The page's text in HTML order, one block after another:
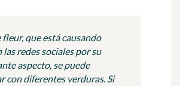
fleur, que está causando
las redes sociales por su
aspecto, se puede
con diferentes verduras. Si